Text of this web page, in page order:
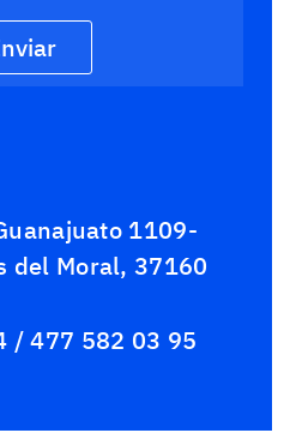
Moral, 37160